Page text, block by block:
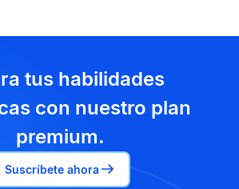
tus habilidades
con nuestro plan
premium.
Suscríbete ahora